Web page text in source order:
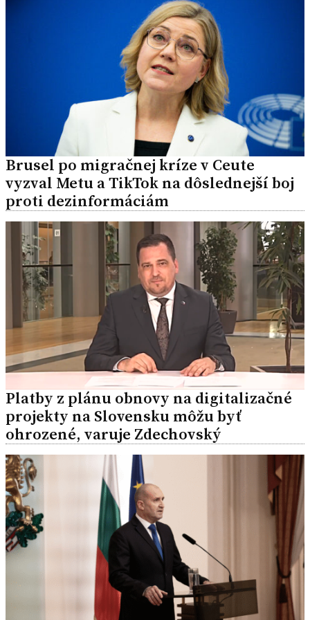
Brusel po migračnej kríze v Ceute
vyzval Metu a TikTok na dôslednejší boj
proti dezinformáciám
Platby z plánu obnovy na digitalizačné
projekty na Slovensku môžu byť
ohrozené, varuje Zdechovský